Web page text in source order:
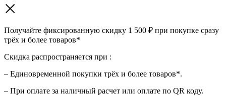
Получайте фиксированную скидку 1 500 ₽ при покупке сразу
трёх и более товаров*
Скидка распространяется при :
– Единовременной покупки трёх и более товаров*.
– При оплате за наличный расчет или оплате по QR коду.